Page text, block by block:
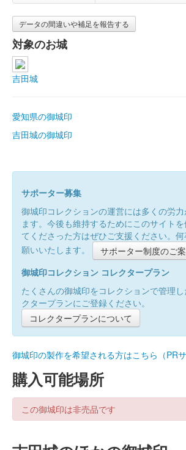
データの間違いや補足を報告する
対象のお城
吉田城
愛知県の御城印
吉田城の御城印
サポーター募集
御城印コレクションの運営には多くの労
ます。今後も維持するためにこのサイト
てくださった方はぜひご支援ください。
願いいたします。
サポーター制度のご
御城印コレクション コレクタープラン
たくさんの御城印をコレクションで管理
クタープランにご登録ください。
コレクタープランについて
御城印の製作を希望される方はこちら（PRサ
購入可能場所
この御城印は非売品です